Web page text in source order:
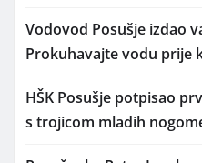
Vodovod Posušje izdao
Prokuhavajte vodu prije
HŠK Posušje potpisao
s trojicom mladih